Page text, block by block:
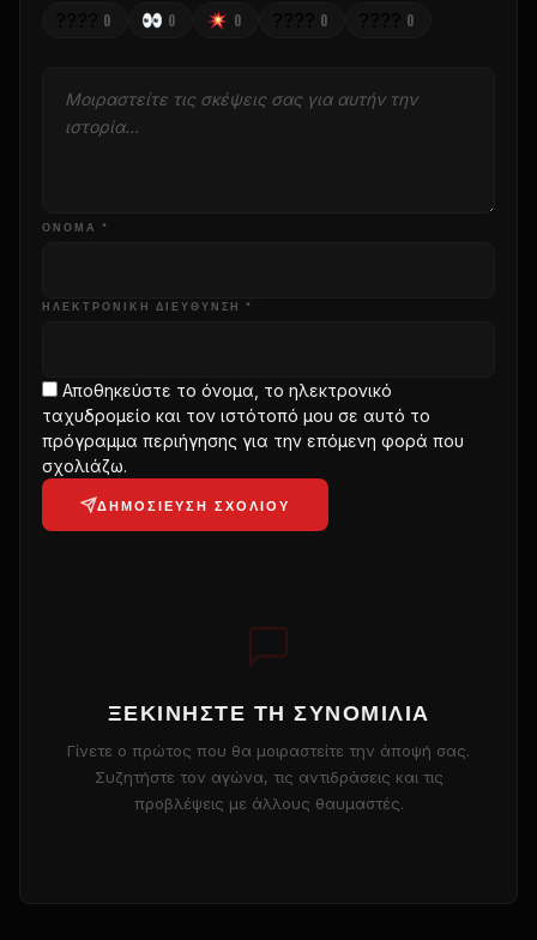
0 0 0 0 0
ΌΝΟΜΑ *
ΗΛΕΚΤΡΟΝΙΚΗ ΔΙΕΥΘΥΝΣΗ *
Αποθηκεύστε το όνομα, το ηλεκτρονικό
ταχυδρομείο και τον ιστότοπό μου σε αυτό το
πρόγραμμα περιήγησης για την επόμενη φορά που
σχολιάζω.
ΔΗΜΟΣΊΕΥΣΗ ΣΧΟΛΊΟΥ
ΞΕΚΙΝΉΣΤΕ ΤΗ ΣΥΝΟΜΙΛΊΑ
Γίνετε ο πρώτος που θα μοιραστείτε την άποψή σας.
Συζητήστε τον αγώνα, τις αντιδράσεις και τις
προβλέψεις με άλλους θαυμαστές.